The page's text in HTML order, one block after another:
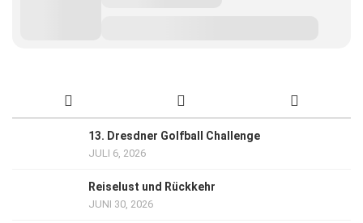
13. Dresdner Golfball Challenge
JULI 6, 2026
Reiselust und Rückkehr
JUNI 30, 2026